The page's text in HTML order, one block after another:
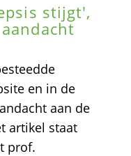
stijgt',
en in de
aan de
artikel staat
prof.